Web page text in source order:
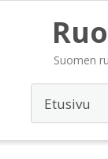
Suomen